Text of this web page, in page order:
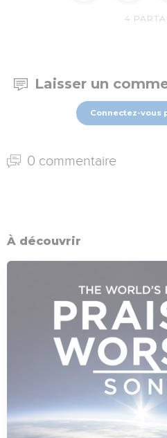
4
Laisser un
Connectez-vous
0 commentaire
À découvrir